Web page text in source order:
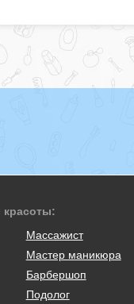
красоты:
Массажист
Мастер маникюра
Барбершоп
Подолог